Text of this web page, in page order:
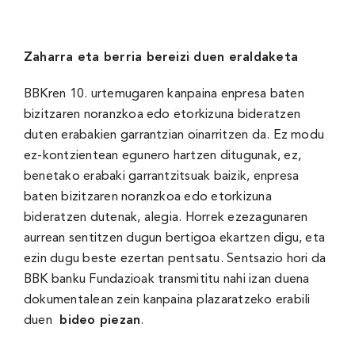
Zaharra eta berria bereizi duen eraldaketa
BBKren 10. urtemugaren kanpaina enpresa baten
bizitzaren noranzkoa edo etorkizuna bideratzen
duten erabakien garrantzian oinarritzen da. Ez modu
ez-kontzientean egunero hartzen ditugunak, ez,
benetako erabaki garrantzitsuak baizik, enpresa
baten bizitzaren noranzkoa edo etorkizuna
bideratzen dutenak, alegia. Horrek ezezagunaren
aurrean sentitzen dugun bertigoa ekartzen digu, eta
ezin dugu beste ezertan pentsatu. Sentsazio hori da
BBK banku Fundazioak transmititu nahi izan duena
dokumentalean zein kanpaina plazaratzeko erabili
duen
bideo piezan.